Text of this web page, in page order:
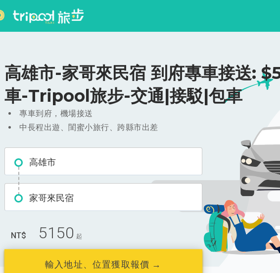
高雄市-家哥來民宿 到府專車接送:
車-Tripool旅步-交通|接駁|包車
專車到府，機場接送
中長程出遊、閨蜜小旅行、跨縣市出差
高雄市
家哥來民宿
NT$ 5150 起
輸入地址、位置獲取報價 →